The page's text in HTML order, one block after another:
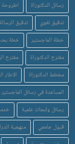
رسائل الدكتوراة
اطروحة
تدقيق لغوي
تدقيق
خطة الماجستير
خطة
مقترح الدكتوراة
مقترح
مخطط الدكتوراة
الاطار
المساعدة في رسائل الماجستير
رسائل وابحاث علمية
قبول جامعي
منهجية